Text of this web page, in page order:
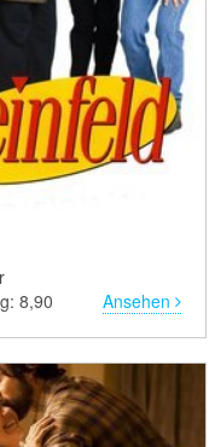
8,90
Ansehen